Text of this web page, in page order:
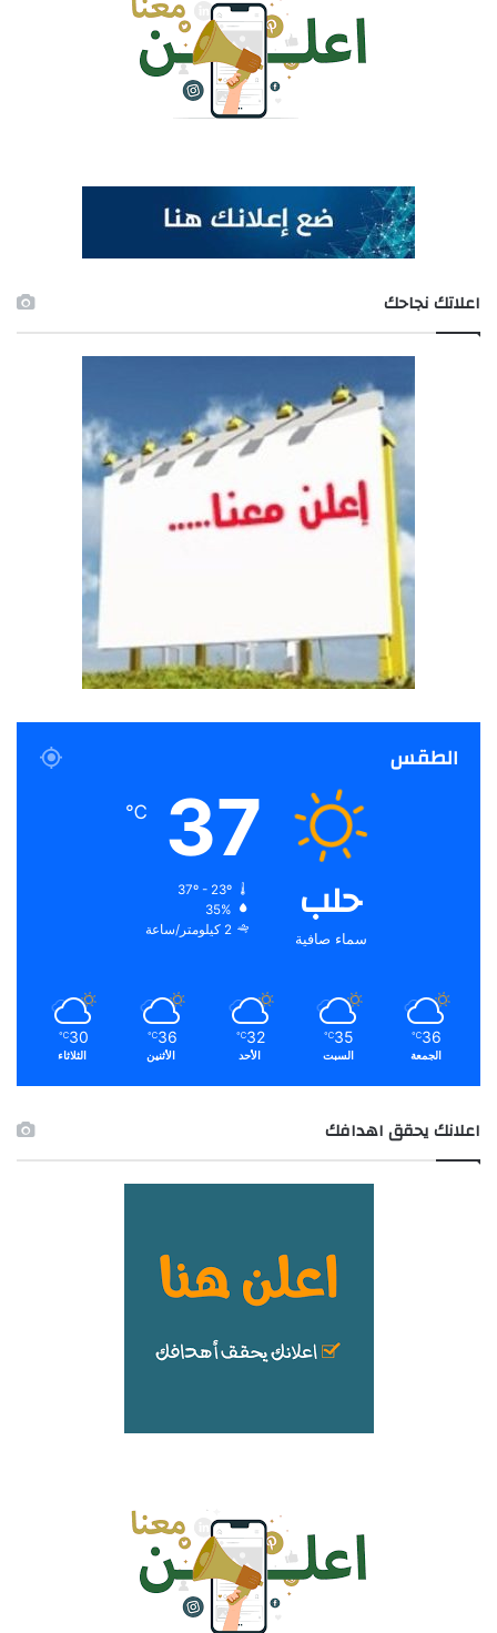
اعلاتك نجاحك
الطقس
حلب
سماء صافية
37
℃
37º - 23º
35%
2 كيلومتر/ساعة
36
℃
الجمعة
35
℃
السبت
32
℃
الأحد
36
℃
الأثنين
30
℃
الثلاثاء
اعلانك يحقق اهدافك